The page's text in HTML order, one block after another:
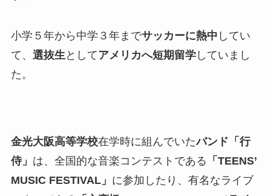
小学５年から中学３年までサッカーに熱中 してい
て、 選抜生としてアメリカへ短期留学していまし
た。
金光大阪高等学校在学時に組んでいたバンド「行
侍」 は、全国的な音楽コンテストである 「TEENS’
MUSIC FESTIVAL」 に参加したり、有名なライブ